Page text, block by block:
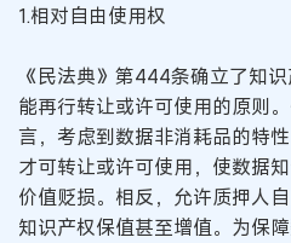
1.相对自由使用权
《民法典》第444条确立了知
能再行转让或许可使用的原则
言，考虑到数据非消耗品的特
才可转让或许可使用，使数据
价值贬损。相反，允许质押人
知识产权保值甚至增值。为保